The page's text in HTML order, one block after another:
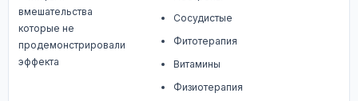
вмешательства
которые не
продемонстрировали
эффекта
Сосудистые
Фитотерапия
Витамины
Физиотерапия